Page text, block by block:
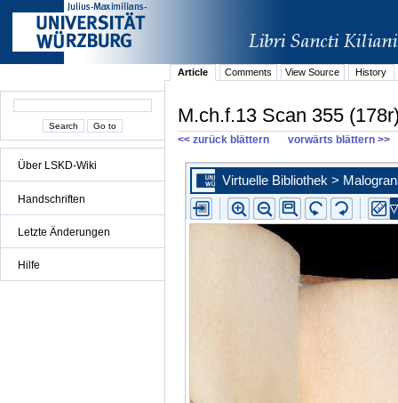
Über LSKD-Wiki
Handschriften
Letzte Änderungen
Hilfe
Article Comments View Source History
M.ch.f.13 Scan 355
<< zurück blättern vorwärts blättern >>